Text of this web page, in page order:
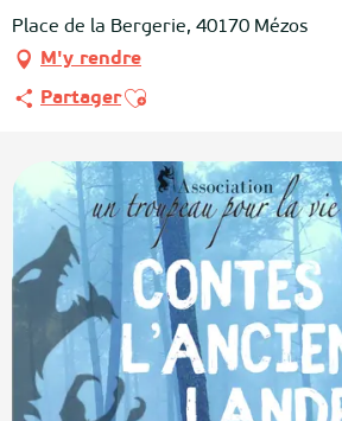
Place de la Bergerie, 40170 Mézos
M'y rendre
PartagerAjouter aux favoris